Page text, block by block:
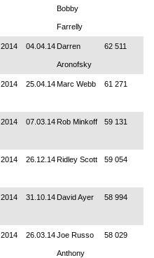
Bobby
Farrelly
2014 04.04.14 Darren
Aronofsky
62 511
2014 25.04.14Marc Webb 61 271
2014 07.03.14 Rob Minkoff 59 131
2014 26.12.14Ridley Scott 59 054
2014 31.10.14 David Ayer 58 994
2014 26.03.14Joe Russo
Anthony
58 029